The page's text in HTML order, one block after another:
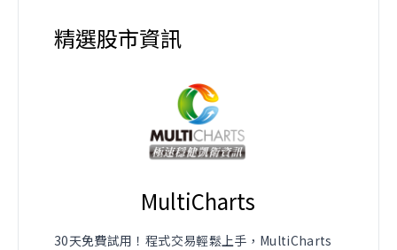
精選股市資訊
MultiCharts
30天免費試用！程式交易輕鬆上手，MultiCharts